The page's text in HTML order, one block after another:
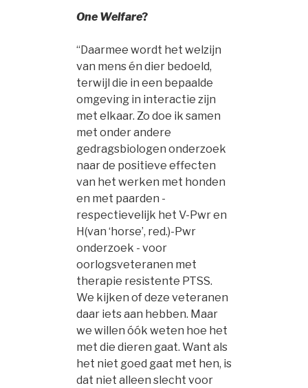
One Welfare?
“Daarmee wordt het welzijn
van mens én dier bedoeld,
terwijl die in een bepaalde
omgeving in interactie zijn
met elkaar. Zo doe ik samen
met onder andere
gedragsbiologen onderzoek
naar de positieve effecten
van het werken met honden
en met paarden -
respectievelijk het V-Pwr en
H(van ‘horse’, red.)-Pwr
onderzoek - voor
oorlogsveteranen met
therapie resistente PTSS.
We kijken of deze veteranen
daar iets aan hebben. Maar
we willen óók weten hoe het
met die dieren gaat. Want als
het niet goed gaat met hen, is
dat niet alleen slecht voor